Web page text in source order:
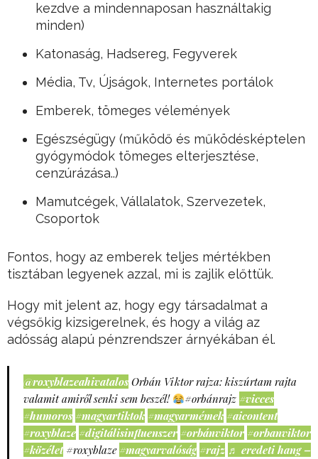
kezdve a mindennaposan használtakig
minden)
Katonaság, Hadsereg, Fegyverek
Média, Tv, Újságok, Internetes portálok
Emberek, tömeges vélemények
Egészségügy (működő és működésképtelen
gyógymódok tömeges elterjesztése,
cenzúrázása..)
Mamutcégek, Vállalatok, Szervezetek,
Csoportok
Fontos, hogy az emberek teljes mértékben
tisztában legyenek azzal, mi is zajlik előttük.
Hogy mit jelent az, hogy egy társadalmat a
végsőkig kizsigerelnek, és hogy a világ az
adósság alapú pénzrendszer árnyékában él.
@roxyblazeahivatalos Orbán Viktor rajza: kiszúrtam rajta
valamit amiről senki sem beszél!
#orbánrajz #vicces
#humoros #magyartiktok #magyarmémek #aicontent
#roxyblaze #digitálisinfluenszer #orbánviktor #orbanviktor
#közélet #roxyblaze #magyarvalóság #rajz ♬ eredeti hang –